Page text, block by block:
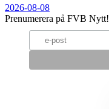
2026-08-08
Prenumerera på FVB Nytt!